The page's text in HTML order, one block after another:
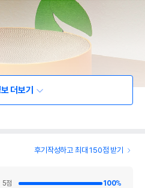
더보기
후기작성하고 최대 150점 받기
5점 100%